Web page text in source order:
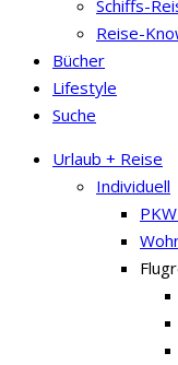
Schiffs-
Reise-
Bücher
Lifestyle
Suche
Urlaub + Reise
Individuell